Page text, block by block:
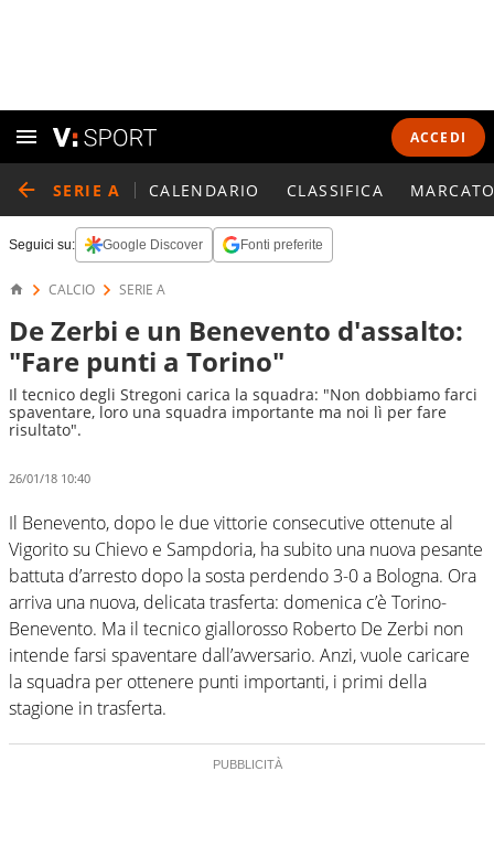
ACCEDI
SERIE A CALENDARIO CLASSIFICA
Seguici su: Google Discover Fonti preferite
CALCIO SERIE A
De Zerbi e un Benevento d'assalto:
"Fare punti a Torino"
Il tecnico degli Stregoni carica la squadra: "Non dobbiamo farci
spaventare, loro una squadra importante ma noi lì per fare
risultato".
26/01/18 10:40
Il Benevento, dopo le due vittorie consecutive ottenute al
Vigorito su Chievo e Sampdoria, ha subito una nuova pesante
battuta d’arresto dopo la sosta perdendo 3-0 a Bologna. Ora
arriva una nuova, delicata trasferta: domenica c’è Torino-
Benevento. Ma il tecnico giallorosso Roberto De Zerbi non
intende farsi spaventare dall’avversario. Anzi, vuole caricare
la squadra per ottenere punti importanti, i primi della
stagione in trasferta.